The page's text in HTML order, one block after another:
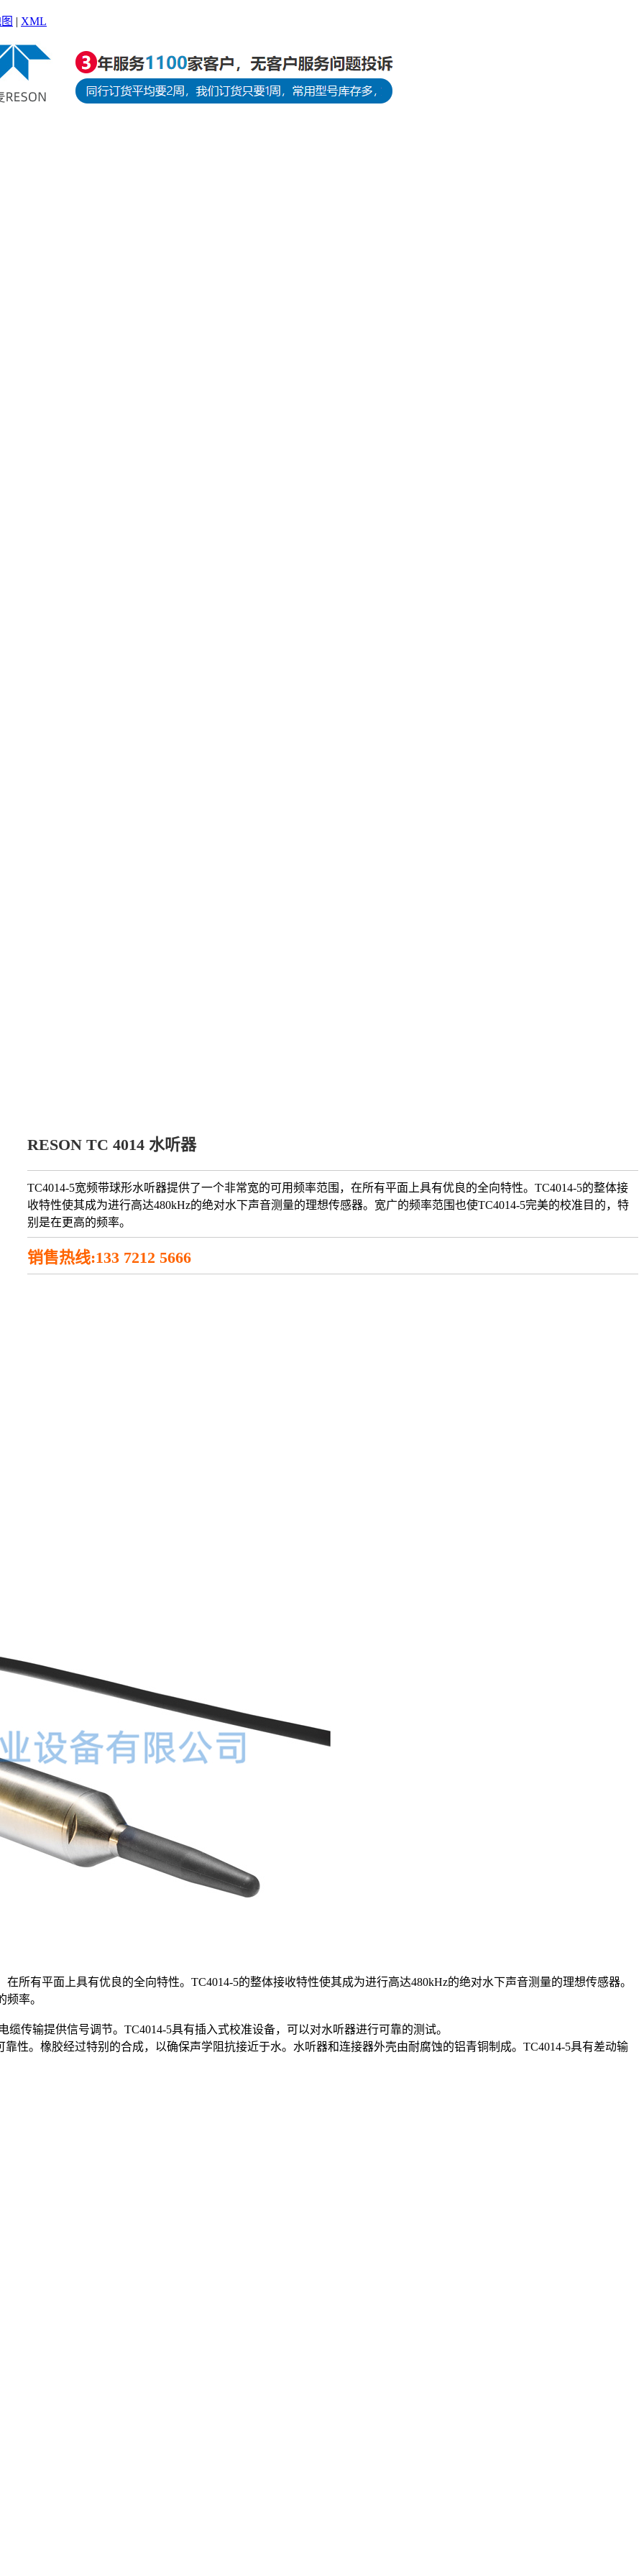
| XML
RESON TC 4014 水听器
TC4014-5宽频带球形水听器提供了一个非常宽的可用频率范围，在所有平面上具有优良的全向特性。TC4014-5的整体接
收特性使其成为进行高达480kHz的绝对水下声音测量的理想传感器。宽广的频率范围也使TC4014-5完美的校准目的，特
别是在更高的频率。
销售热线:133 7212 5666
所有平面上具有优良的全向特性。TC4014-5的整体接收特性使其成为进行高达480kHz的绝对水下声音测量的理想传感器。
率。
传输提供信号调节。TC4014-5具有插入式校准设备，可以对水听器进行可靠的测试。
性。橡胶经过特别的合成，以确保声学阻抗接近于水。水听器和连接器外壳由耐腐蚀的铝青铜制成。TC4014-5具有差动输